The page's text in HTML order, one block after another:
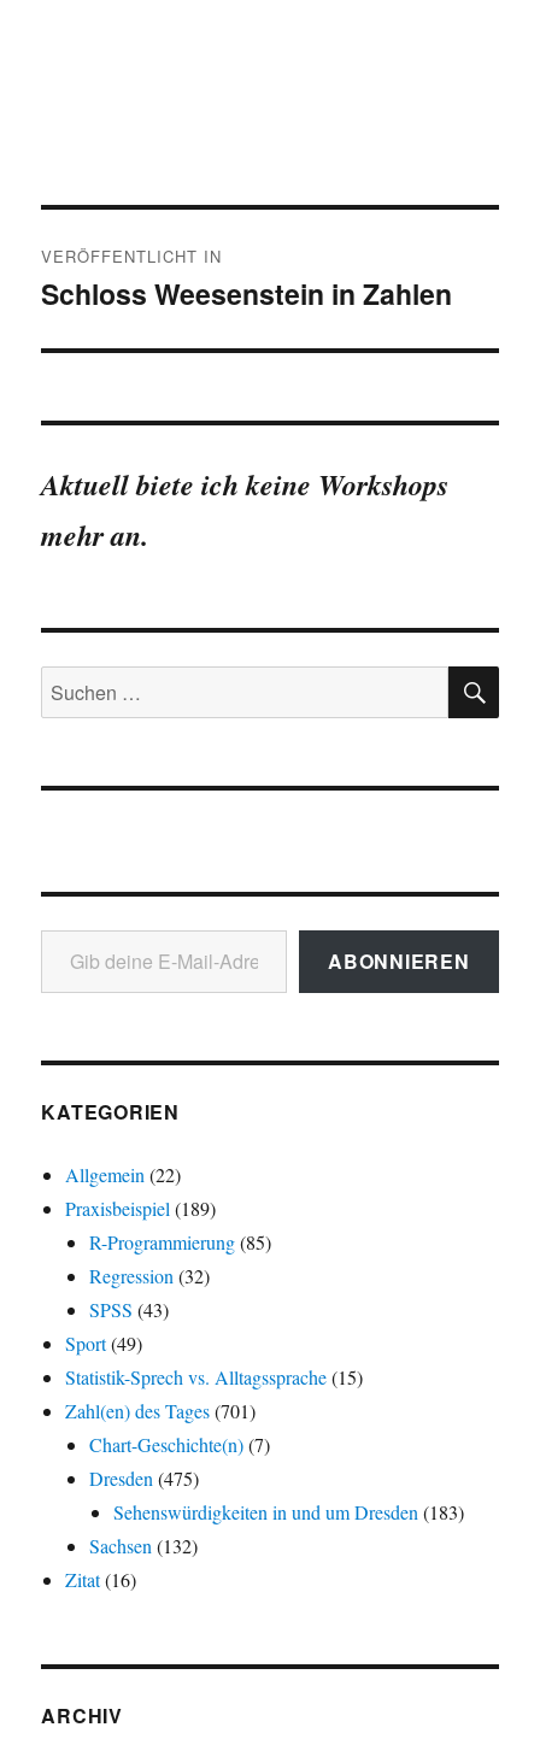
VERÖFFENTLICHT IN
Schloss Weesenstein in Zahlen
Aktuell biete ich keine Workshops
mehr an.
Suchen
nach:
Gib deine E-Mail-Adresse ein ...
ABONNIEREN
KATEGORIEN
Allgemein (22)
Praxisbeispiel (189)
R-Programmierung(85)
Regression (32)
SPSS (43)
Sport(49)
Statistik-Sprech vs. Alltagssprache(15)
Zahl(en) des Tages(701)
Chart-Geschichte(n)(7)
Dresden (475)
Sehenswürdigkeiten in und um Dresden (183)
Sachsen (132)
Zitat(16)
ARCHIV